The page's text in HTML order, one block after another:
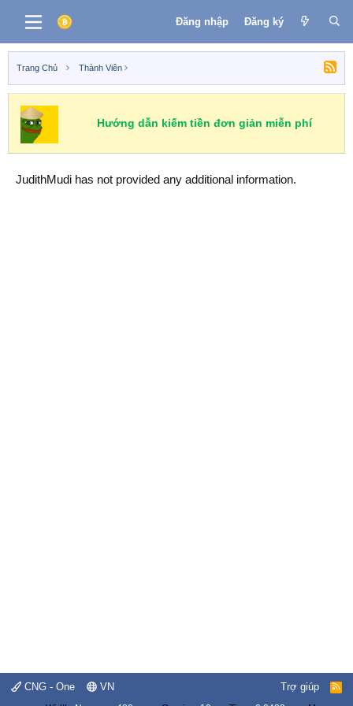
Đăng nhập Đăng ký
Trang Chủ Thành Viên
Hướng dẫn kiếm tiền đơn giản miễn phí
JudithMudi has not provided any additional information.
CNG - One VN Trợ giúp
R